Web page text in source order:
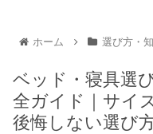
ホーム 選び方・
ベッド・寝具選
全ガイド｜サイ
後悔しない選び